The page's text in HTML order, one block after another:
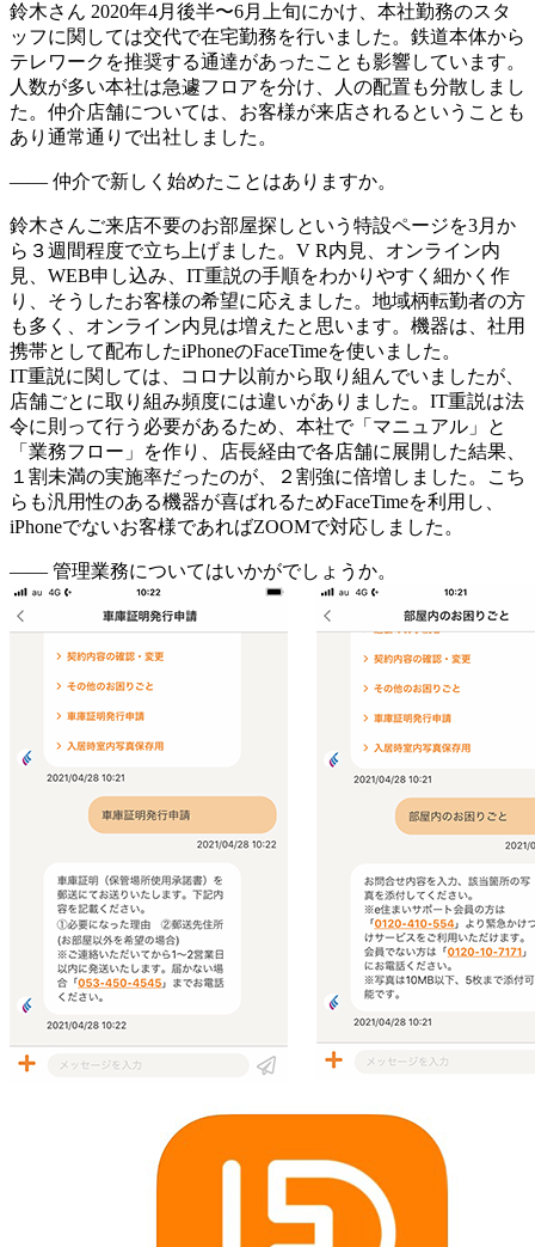
鈴木さん 2020年4月後半〜6月上旬にかけ、本社勤務のスタ
ッフに関しては交代で在宅勤務を行いました。鉄道本体から
テレワークを推奨する通達があったことも影響しています。
人数が多い本社は急遽フロアを分け、人の配置も分散しまし
た。仲介店舗については、お客様が来店されるということも
あり通常通りで出社しました。
―― 仲介で新しく始めたことはありますか。
鈴木さんご来店不要のお部屋探しという特設ページを3月か
ら３週間程度で立ち上げました。V R内見、オンライン内
見、WEB申し込み、IT重説の手順をわかりやすく細かく作
り、そうしたお客様の希望に応えました。地域柄転勤者の方
も多く、オンライン内見は増えたと思います。機器は、社用
携帯として配布したiPhoneのFaceTimeを使いました。
IT重説に関しては、コロナ以前から取り組んでいましたが、
店舗ごとに取り組み頻度には違いがありました。IT重説は法
令に則って行う必要があるため、本社で「マニュアル」と
「業務フロー」を作り、店長経由で各店舗に展開した結果、
１割未満の実施率だったのが、２割強に倍増しました。こち
らも汎用性のある機器が喜ばれるためFaceTimeを利用し、
iPhoneでないお客様であればZOOMで対応しました。
―― 管理業務についてはいかがでしょうか。